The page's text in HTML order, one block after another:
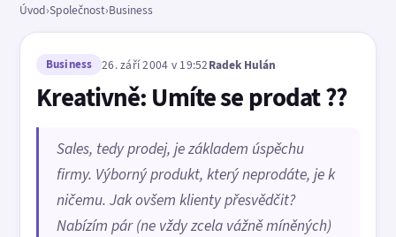
Úvod›Společnost›Business
Business 26. září 2004 v 19:52Radek Hulán
Kreativně: Umíte se prodat ??
Sales, tedy prodej, je základem úspěchu
firmy. Výborný produkt, který neprodáte, je k
ničemu. Jak ovšem klienty přesvědčit?
Nabízím pár (ne vždy zcela vážně míněných)